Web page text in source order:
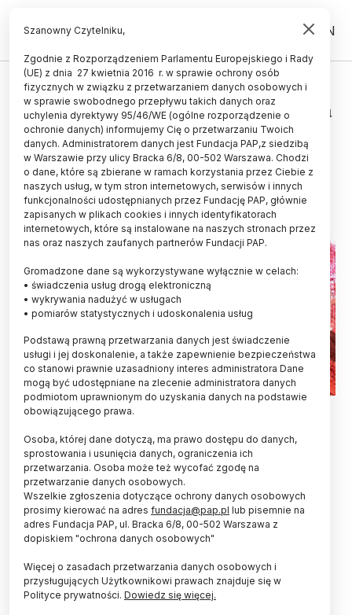
PL EN
KOSMOS
Testowa baza księżycowa czeka na
wsparcie internautów
19.04.2016
aktualizacja: 19.04.2016
3 minuty czytania
Wizualizacja: Scott Porter
Pierwsza w Polsce i jedna z pierwszych w Europie
testowa baza księżycowa ma powstać w
małopolskim Rzepienniku Biskupim. W sierpniu
zamieszkają w niej astronauci-amatorzy, których
czekają prawdziwe naukowe zadania. Na razie
jednak twórcy bazy zbierają fundusze na jej
budowę.
Projekt budowy bazy realizuje Europejska Fundacja
Kosmiczna, która uruchomiła właśnie projekt
Szanowny Czytelniku,
Zgodnie z Rozporządzeniem Parlamentu Europejskiego i Rady
(UE) z dnia 27 kwietnia 2016 r. w sprawie ochrony osób
fizycznych w związku z przetwarzaniem danych osobowych i
w sprawie swobodnego przepływu takich danych oraz
uchylenia dyrektywy 95/46/WE (ogólne rozporządzenie o
ochronie danych) informujemy Cię o przetwarzaniu Twoich
danych. Administratorem danych jest Fundacja PAP,z siedzibą
w Warszawie przy ulicy Bracka 6/8, 00-502 Warszawa. Chodzi
o dane, które są zbierane w ramach korzystania przez Ciebie z
naszych usług, w tym stron internetowych, serwisów i innych
funkcjonalności udostępnianych przez Fundację PAP, głównie
zapisanych w plikach cookies i innych identyfikatorach
internetowych, które są instalowane na naszych stronach przez
nas oraz naszych zaufanych partnerów Fundacji PAP.
Gromadzone dane są wykorzystywane wyłącznie w celach:
• świadczenia usług drogą elektroniczną
• wykrywania nadużyć w usługach
• pomiarów statystycznych i udoskonalenia usług
Podstawą prawną przetwarzania danych jest świadczenie
usługi i jej doskonalenie, a także zapewnienie bezpieczeństwa
co stanowi prawnie uzasadniony interes administratora Dane
mogą być udostępniane na zlecenie administratora danych
podmiotom uprawnionym do uzyskania danych na podstawie
obowiązującego prawa.
Osoba, której dane dotyczą, ma prawo dostępu do danych,
sprostowania i usunięcia danych, ograniczenia ich
przetwarzania. Osoba może też wycofać zgodę na
przetwarzanie danych osobowych.
Wszelkie zgłoszenia dotyczące ochrony danych osobowych
prosimy kierować na adres fundacja@pap.pl lub pisemnie na
adres Fundacja PAP, ul. Bracka 6/8, 00-502 Warszawa z
dopiskiem "ochrona danych osobowych"
Więcej o zasadach przetwarzania danych osobowych i
przysługujących Użytkownikowi prawach znajduje się w
Polityce prywatności. Dowiedz się więcej.